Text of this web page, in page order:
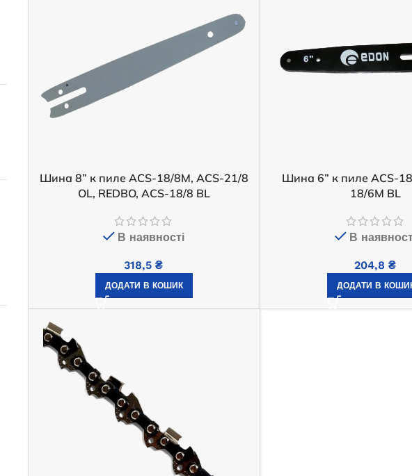
Немає в наявності
ЧИТАТИ ДАЛІ
Немає в наявності
Генератор бензиновий EDON PT-
Шина 8” к пиле ACS-18/8M, ACS-21/8
OL, REDBO, ACS-18/8 BL
В наявності
318,5 ₴
ДОДАТИ В КОШИК
Шина 6” к пиле ACS-
18/6M BL
В
204,8 ₴
ДОДАТИ В